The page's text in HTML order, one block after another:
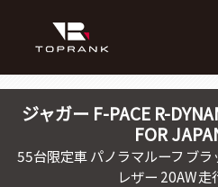
ジャガー F-PACE R-
FOR
55台限定車 パノラマルーフ ブ
レザー 20AW